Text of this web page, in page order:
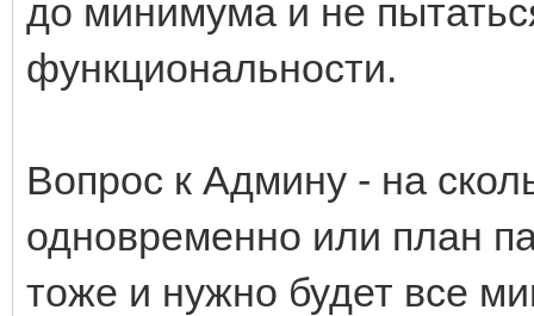
до минимума и не
функциональности.
Вопрос к Админу - на
одновременно или план
тоже и нужно будет все